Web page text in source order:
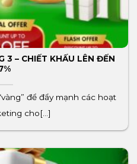
3 – CHIẾT KHẤU LÊN ĐẾN
để đẩy mạnh các hoạt
cho[...]